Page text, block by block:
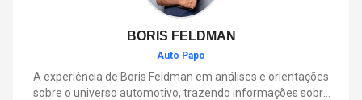
BORIS FELDMAN
Auto Papo
A experiência de Boris Feldman em análises e orientações
sobre o universo automotivo, trazendo informações sobre